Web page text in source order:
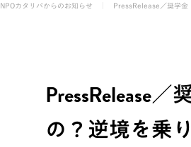
NPOカタリバからのお知らせ PressRelease／奨学金
PressRelease
の？逆境を乗